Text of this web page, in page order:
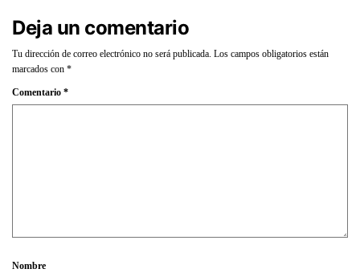
Deja un comentario
Tu dirección de correo electrónico no será publicada. Los campos obligatorios están
marcados con *
Comentario *
Nombre